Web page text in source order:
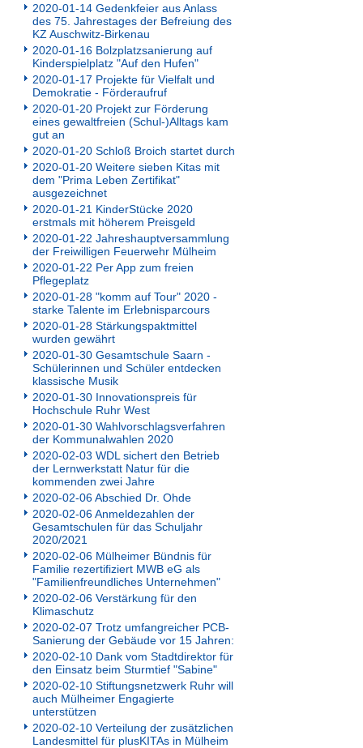
2020-01-14 Gedenkfeier aus Anlass
des 75. Jahrestages der Befreiung des
KZ Auschwitz-Birkenau
2020-01-16 Bolzplatzsanierung auf
Kinderspielplatz "Auf den Hufen"
2020-01-17 Projekte für Vielfalt und
Demokratie - Förderaufruf
2020-01-20 Projekt zur Förderung
eines gewaltfreien (Schul-)Alltags kam
gut an
2020-01-20 Schloß Broich startet durch
2020-01-20 Weitere sieben Kitas mit
dem "Prima Leben Zertifikat"
ausgezeichnet
2020-01-21 KinderStücke 2020
erstmals mit höherem Preisgeld
2020-01-22 Jahreshauptversammlung
der Freiwilligen Feuerwehr Mülheim
2020-01-22 Per App zum freien
Pflegeplatz
2020-01-28 "komm auf Tour" 2020 -
starke Talente im Erlebnisparcours
2020-01-28 Stärkungspaktmittel
wurden gewährt
2020-01-30 Gesamtschule Saarn -
Schülerinnen und Schüler entdecken
klassische Musik
2020-01-30 Innovationspreis für
Hochschule Ruhr West
2020-01-30 Wahlvorschlagsverfahren
der Kommunalwahlen 2020
2020-02-03 WDL sichert den Betrieb
der Lernwerkstatt Natur für die
kommenden zwei Jahre
2020-02-06 Abschied Dr. Ohde
2020-02-06 Anmeldezahlen der
Gesamtschulen für das Schuljahr
2020/2021
2020-02-06 Mülheimer Bündnis für
Familie rezertifiziert MWB eG als
"Familienfreundliches Unternehmen"
2020-02-06 Verstärkung für den
Klimaschutz
2020-02-07 Trotz umfangreicher PCB-
Sanierung der Gebäude vor 15 Jahren:
2020-02-10 Dank vom Stadtdirektor für
den Einsatz beim Sturmtief "Sabine"
2020-02-10 Stiftungsnetzwerk Ruhr will
auch Mülheimer Engagierte
unterstützen
2020-02-10 Verteilung der zusätzlichen
Landesmittel für plusKITAs in Mülheim